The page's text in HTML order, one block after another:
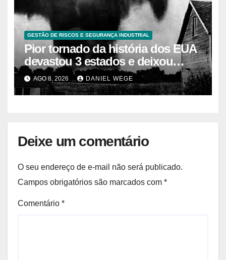
GESTÃO DE RISCOS E SEGURANÇA INDUSTRIAL
Pior tornado da história dos EUA
devastou 3 estados e deixou
centenas de mortos
AGO 8, 2026 DANIEL WEGE
Deixe um comentário
O seu endereço de e-mail não será publicado.
Campos obrigatórios são marcados com *
Comentário *